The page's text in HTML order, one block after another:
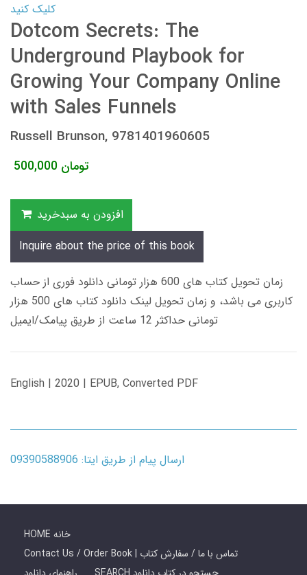
کلیک کنید
Dotcom Secrets: The
Underground Playbook for
Growing Your Company Online
with Sales Funnels
Russell Brunson, 9781401960605
500,000 تومان
افزودن به سبدخرید
Inquire about the price of this book
زمان تحویل کتاب های 600 هزار تومانی دانلود فوری از حساب
کاربری می باشد، و زمان تحویل لینک دانلود کتاب های 500 هزار
تومانی حداکثر 12 ساعت از طریق پیامک/ایمیل
English | 2020 | EPUB, Converted PDF
ارسال پیام از طریق ایتا: 09390588906
HOME خانه
Contact Us / Order Book | تماس با ما / سفارش کتاب